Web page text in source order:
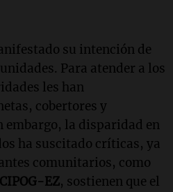
su intención de
Para atender a los
les han
cobertores y
embargo, la disparidad en
ha suscitado críticas, ya
comunitarios, como
CIPOG-EZ, sostienen que el